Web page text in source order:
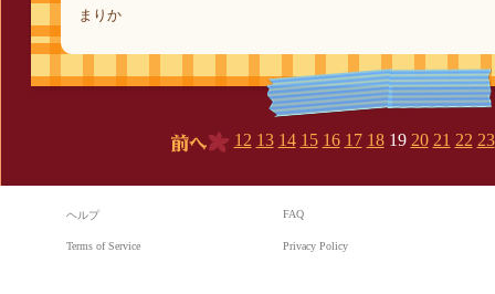
まりか
12 13 14 15 16 17 18 19 20 21 22 23
ヘルプ FAQ
Terms of Service Privacy Policy